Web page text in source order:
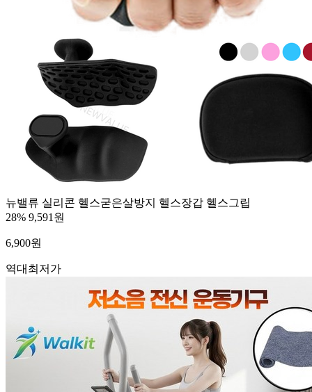
뉴밸류 실리콘 헬스굳은살방지 헬스장갑 헬스그립
28% 9,591원
6,900원
역대최저가